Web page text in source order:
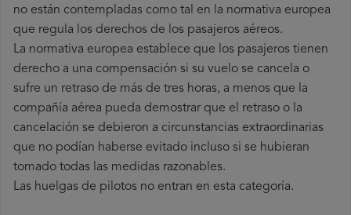
no están contempladas como tal en la normativa europea
que regula los derechos de los pasajeros aéreos.
La normativa europea establece que los pasajeros tienen
derecho a una compensación si su vuelo se cancela o
sufre un retraso de más de tres horas, a menos que la
compañía aérea pueda demostrar que el retraso o la
cancelación se debieron a circunstancias extraordinarias
que no podían haberse evitado incluso si se hubieran
tomado todas las medidas razonables.
Las huelgas de pilotos no entran en esta categoría.